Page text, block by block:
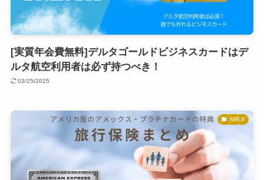
[実質年会費無料]デルタゴールドビジネスカードはデ
ルタ航空利用者は必ず持つべき！
03/25/2025
AMEX